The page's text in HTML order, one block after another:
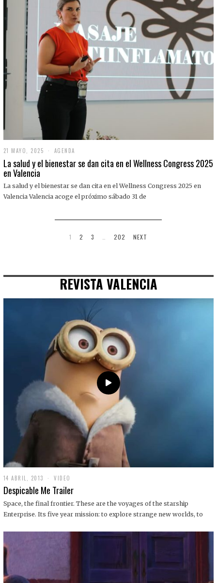
21 MAYO, 2025
1
M
O
,
AGENDA
La salud y el bienestar se dan cita en el Wellness Congress 2025
en Valencia
La salud y el bienestar se dan cita en el Wellness Congress 2025 en
Valencia Valencia acoge el próximo sábado 31 de
1 2 3 202 NEXT
REVISTA VALENCIA
14 ABRIL, 2013
9
D
C
I
1
VIDEO
Despicable Me Trailer
Space, the final frontier. These are the voyages of the starship
Enterprise. Its five year mission: to explore strange new worlds, to